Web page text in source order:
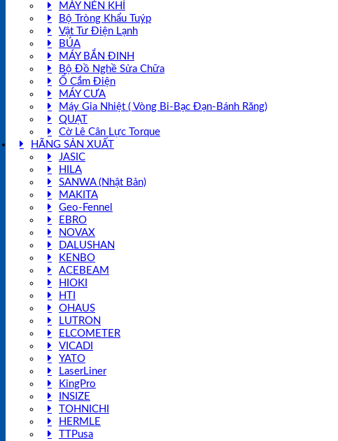
MÁY NÉN KHÍ
Bộ Tròng Khẩu Tuýp
Vật Tư Điện Lạnh
BÚA
MÁY BẮN ĐINH
Bộ Đồ Nghề Sửa Chữa
Ổ Cắm Điện
MÁY CƯA
Máy Gia Nhiệt ( Vòng Bi-Bạc Đạn-Bánh Răng)
QUẠT
Cờ Lê Cân Lực Torque
HÃNG SẢN XUẤT
JASIC
HILA
SANWA (Nhật Bản)
MAKITA
Geo-Fennel
EBRO
NOVAX
DALUSHAN
KENBO
ACEBEAM
HIOKI
HTI
OHAUS
LUTRON
ELCOMETER
VICADI
YATO
LaserLiner
KingPro
INSIZE
TOHNICHI
HERMLE
TTPusa